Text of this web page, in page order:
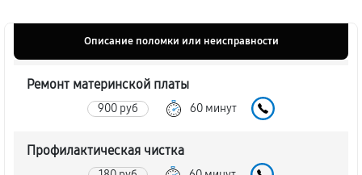
Описание поломки или неисправности
Ремонт материнской платы
900 руб 60 минут
Профилактическая чистка